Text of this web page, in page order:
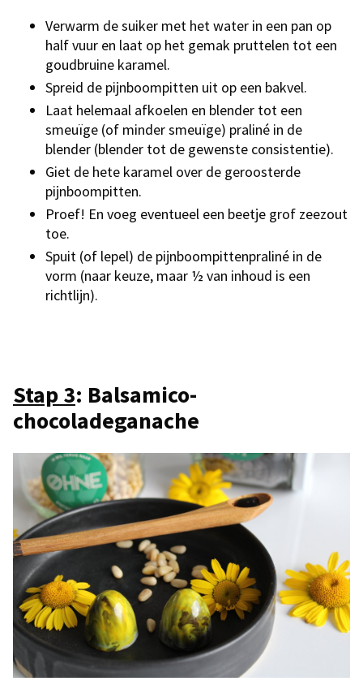
Verwarm de suiker met het water in een pan op
half vuur en laat op het gemak pruttelen tot een
goudbruine karamel.
Spreid de pijnboompitten uit op een bakvel.
Laat helemaal afkoelen en blender tot een
smeuïge (of minder smeuïge) praliné in de
blender (blender tot de gewenste consistentie).
Giet de hete karamel over de geroosterde
pijnboompitten.
Proef! En voeg eventueel een beetje grof zeezout
toe.
Spuit (of lepel) de pijnboompittenpraliné in de
vorm (naar keuze, maar ½ van inhoud is een
richtlijn).
Stap 3: Balsamico-
chocoladeganache